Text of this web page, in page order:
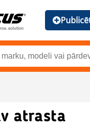
atrasta